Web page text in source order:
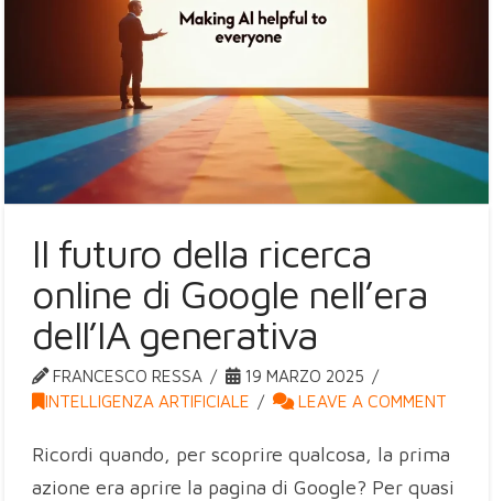
Il futuro della ricerca
online di Google nell’era
dell’IA generativa
FRANCESCO RESSA
19 MARZO 2025
INTELLIGENZA ARTIFICIALE
LEAVE A COMMENT
Ricordi quando, per scoprire qualcosa, la prima
azione era aprire la pagina di Google? Per quasi